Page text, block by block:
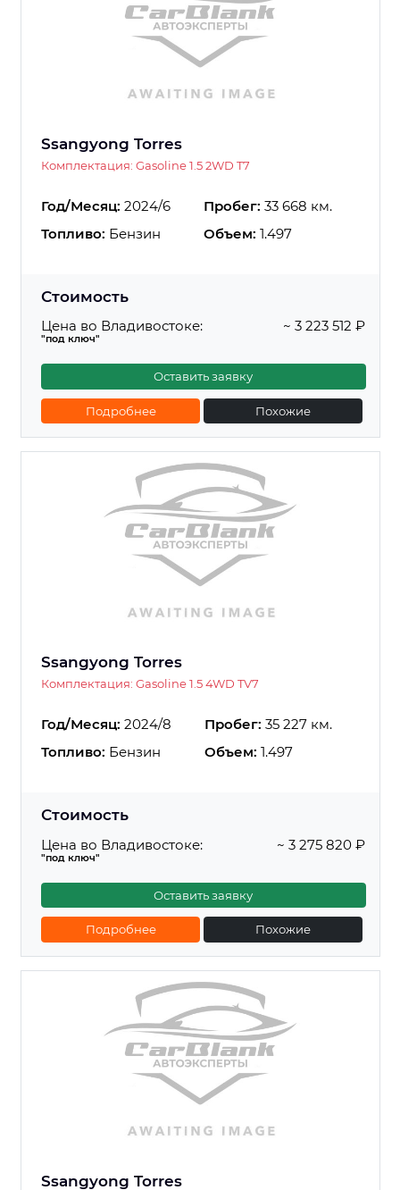
Ssangyong Torres
Комплектация: Gasoline 1.5 2WD T7
Год/Месяц: 2024/6 Пробег: 33 668 км.
Топливо: Бензин Объем: 1.497
Стоимость
Цена во Владивостоке:
"под ключ"
~ 3 223 512 ₽
Оставить заявку
Подробнее Похожие
Ssangyong Torres
Комплектация: Gasoline 1.5 4WD TV7
Год/Месяц: 2024/8 Пробег: 35 227 км.
Топливо: Бензин Объем: 1.497
Стоимость
Цена во Владивостоке:
"под ключ"
~ 3 275 820 ₽
Оставить заявку
Подробнее Похожие
Ssangyong Torres